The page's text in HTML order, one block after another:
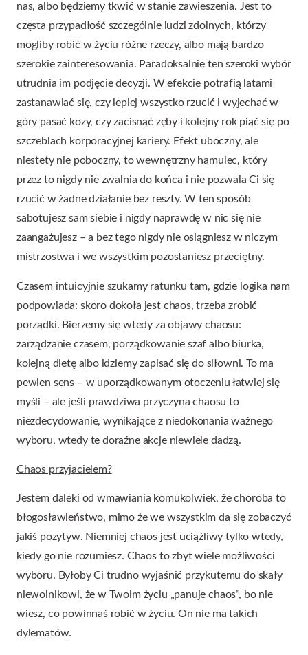
nas, albo będziemy tkwić w stanie zawieszenia. Jest to
częsta przypadłość szczególnie ludzi zdolnych, którzy
mogliby robić w życiu różne rzeczy, albo mają bardzo
szerokie zainteresowania. Paradoksalnie ten szeroki wybór
utrudnia im podjęcie decyzji. W efekcie potrafią latami
zastanawiać się, czy lepiej wszystko rzucić i wyjechać w
góry pasać kozy, czy zacisnąć zęby i kolejny rok piąć się po
szczeblach korporacyjnej kariery. Efekt uboczny, ale
niestety nie poboczny, to wewnętrzny hamulec, który
przez to nigdy nie zwalnia do końca i nie pozwala Ci się
rzucić w żadne działanie bez reszty. W ten sposób
sabotujesz sam siebie i nigdy naprawdę w nic się nie
zaangażujesz – a bez tego nigdy nie osiągniesz w niczym
mistrzostwa i we wszystkim pozostaniesz przeciętny.
Czasem intuicyjnie szukamy ratunku tam, gdzie logika nam
podpowiada: skoro dokoła jest chaos, trzeba zrobić
porządki. Bierzemy się wtedy za objawy chaosu:
zarządzanie czasem, porządkowanie szaf albo biurka,
kolejną dietę albo idziemy zapisać się do siłowni. To ma
pewien sens – w uporządkowanym otoczeniu łatwiej się
myśli – ale jeśli prawdziwa przyczyna chaosu to
niezdecydowanie, wynikające z niedokonania ważnego
wyboru, wtedy te doraźne akcje niewiele dadzą.
Chaos przyjacielem?
Jestem daleki od wmawiania komukolwiek, że choroba to
błogosławieństwo, mimo że we wszystkim da się zobaczyć
jakiś pozytyw. Niemniej chaos jest uciążliwy tylko wtedy,
kiedy go nie rozumiesz. Chaos to zbyt wiele możliwości
wyboru. Byłoby Ci trudno wyjaśnić przykutemu do skały
niewolnikowi, że w Twoim życiu „panuje chaos”, bo nie
wiesz, co powinnaś robić w życiu. On nie ma takich
dylematów.